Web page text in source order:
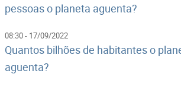
pessoas o planeta aguenta?
08:30 - 17/09/2022
Quantos bilhões de habitantes o
aguenta?